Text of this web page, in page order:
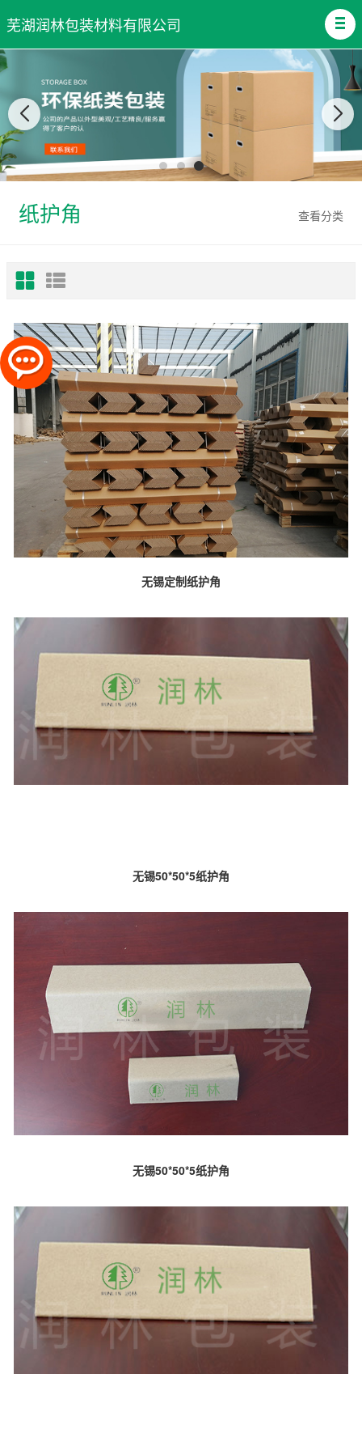
芜湖润林包装材料有限公司
查看分类
纸护角
无锡定制纸护角
无锡50*50*5纸护角
无锡50*50*5纸护角